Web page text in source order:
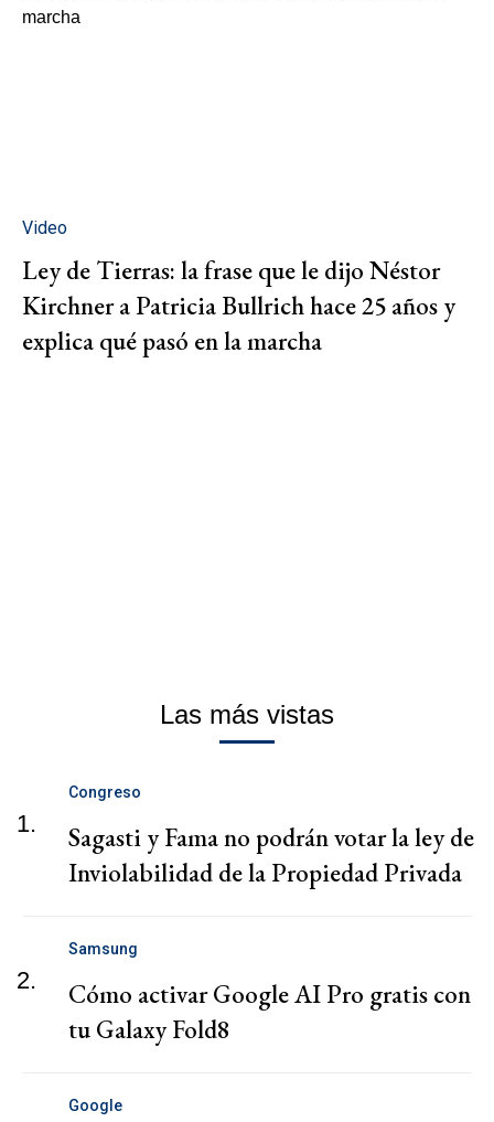
Video
Ley de Tierras: la frase que le dijo Néstor
Kirchner a Patricia Bullrich hace 25 años y
explica qué pasó en la marcha
Las más vistas
1.
Congreso
Sagasti y Fama no podrán votar la ley de
Inviolabilidad de la Propiedad Privada
2.
Samsung
Cómo activar Google AI Pro gratis con
tu Galaxy Fold8
Google